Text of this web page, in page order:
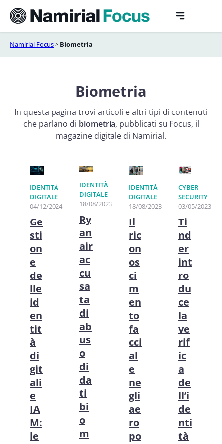
contenuto
Namirial Focus> Biometria
Biometria
In questa pagina trovi articoli e altri tipi di contenuti
che parlano di biometria, pubblicati su Focus, il
magazine digitale di Namirial.
IDENTITÀ
DIGITALE
04/12/2024
Ge
sti
on
e
de
lle
id
en
tit
à
di
git
ali
e
IA
M:
le
IDENTITÀ
DIGITALE
18/08/2023
Ry
an
air
ac
cu
sa
ta
di
ab
us
o
di
da
ti
bi
o
m
IDENTITÀ
DIGITALE
18/08/2023
Il
ric
on
os
ci
m
en
to
fa
cci
al
e
ne
gli
ae
ro
po
CYBER
SECURITY
03/05/2023
Ti
nd
er
int
ro
du
ce
la
ve
rif
ic
a
de
ll’i
de
nti
tà